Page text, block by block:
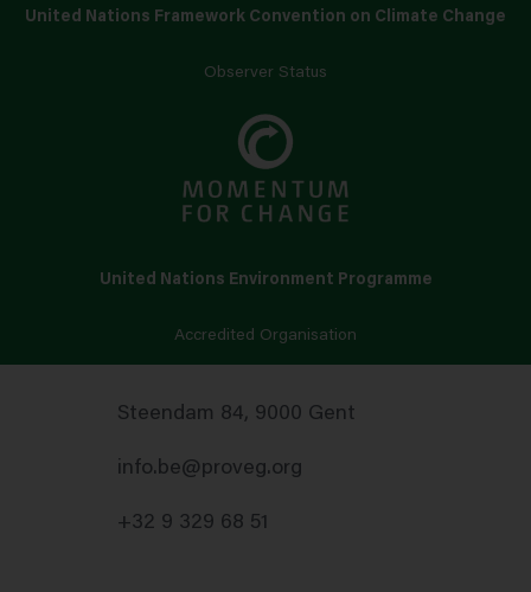
United Nations Framework Convention on Climate Change
Observer Status
United Nations Environment Programme
Accredited Organisation
Steendam 84, 9000 Gent
info.be@proveg.org
+32 9 329 68 51